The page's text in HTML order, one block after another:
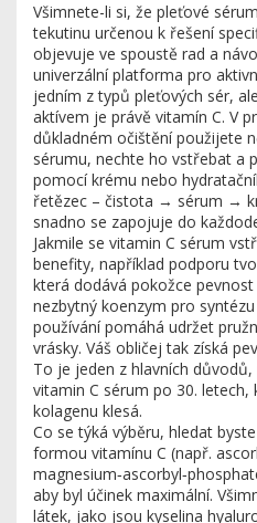
Všimnete-li si, že pleťové sérum
tekutinu určenou k řešení
objevuje ve spoustě rad a
univerzální platforma pro
jedním z typů pleťových sér,
aktívem je právě vitamín C. V
důkladném očištění použijete
sérumu, nechte ho vstřebat a
pomocí krému nebo
řetězec – čistota → sérum →
snadno se zapojuje do
Jakmile se vitamin C sérum
benefity, například podporu
která dodává pokožce
nezbytný koenzym pro
používání pomáhá udržet
vrásky. Váš obličej tak získá
To je jeden z hlavních
vitamin C sérum po 30. letech,
kolagenu klesá.
Co se týká výběru, hledat
formou vitamínu C (např.
aby byl účinek maximální.
látek, jako jsou kyselina